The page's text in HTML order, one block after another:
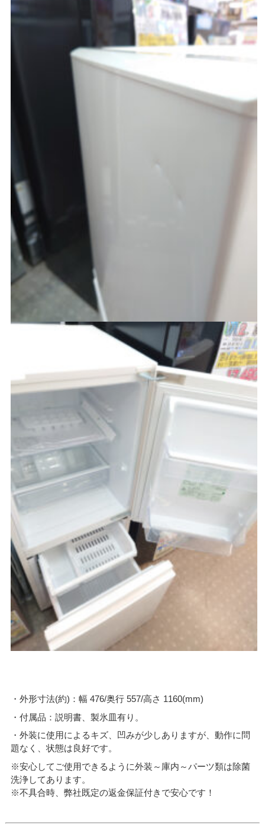
・外形寸法(約)：幅 476/奥行 557/高さ 1160(mm)
・付属品：説明書、製氷皿有り。
・外装に使用によるキズ、凹みが少しありますが、動作に問
題なく、状態は良好です。
※安心してご使用できるように外装～庫内～パーツ類は除菌
洗浄してあります。
※不具合時、弊社既定の返金保証付きで安心です！